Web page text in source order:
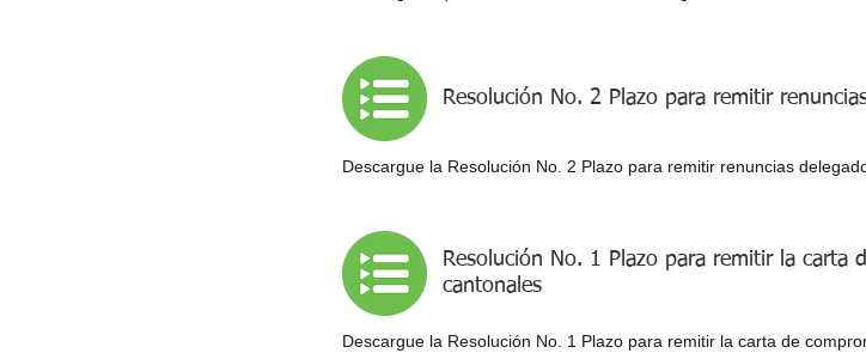
Resolución No. 2 Plazo para remitir
Descargue la Resolución No. 2 Plazo para remitir renuncias
Resolución No. 1 Plazo para remitir la carta
cantonales
Descargue la Resolución No. 1 Plazo para remitir la carta de